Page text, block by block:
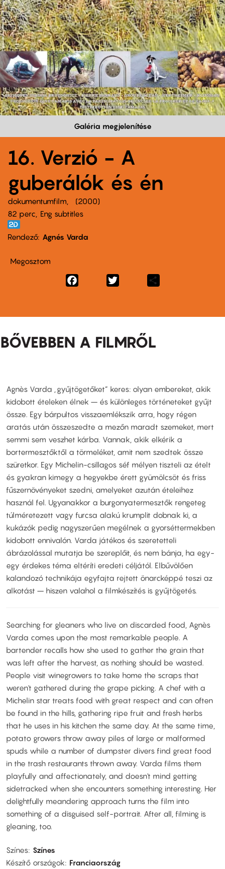
Galéria megjelenítése
16. Verzió - A
guberálók és én
dokumentumfilm
2000
82 perc,
Eng subtitles
Rendező Agnés Varda
Megosztom
Facebook
BŐVEBBEN A FILMRŐL
Agnès Varda „gyűjtögetőket” keres: olyan embereket, akik
kidobott ételeken élnek – és különleges történeteket gyűjt
össze. Egy bárpultos visszaemlékszik arra, hogy régen
aratás után összeszedte a mezőn maradt szemeket, mert
semmi sem veszhet kárba. Vannak, akik elkérik a
bortermesztőktől a törmeléket, amit nem szedtek össze
szüretkor. Egy Michelin-csillagos séf mélyen tiszteli az ételt
és gyakran kimegy a hegyekbe érett gyümölcsöt és friss
fűszernövényeket szedni, amelyeket azután ételeihez
használ fel. Ugyanakkor a burgonyatermesztők rengeteg
túlméretezett vagy furcsa alakú krumplit dobnak ki, a
kukázók pedig nagyszerűen megélnek a gyorséttermekben
kidobott ennivalón. Varda játékos és szeretetteli
ábrázolással mutatja be szereplőit, és nem bánja, ha egy-
egy érdekes téma eltéríti eredeti céljától. Elbűvölően
kalandozó technikája egyfajta rejtett önarcképpé teszi az
alkotást – hiszen valahol a filmkészítés is gyűjtögetés.
Searching for gleaners who live on discarded food, Agnès
Varda comes upon the most remarkable people. A
bartender recalls how she used to gather the grain that
was left after the harvest, as nothing should be wasted.
People visit winegrowers to take home the scraps that
weren't gathered during the grape picking. A chef with a
Michelin star treats food with great respect and can often
be found in the hills, gathering ripe fruit and fresh herbs
that he uses in his kitchen the same day. At the same time,
potato growers throw away piles of large or malformed
spuds while a number of dumpster divers find great food
in the trash restaurants thrown away. Varda films them
playfully and affectionately, and doesn't mind getting
sidetracked when she encounters something interesting. Her
delightfully meandering approach turns the film into
something of a disguised self-portrait. After all, filming is
gleaning, too.
Színes Színes
Készítő országok
Franciaország